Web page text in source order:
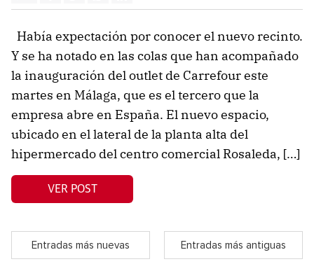
Había expectación por conocer el nuevo recinto.
Y se ha notado en las colas que han acompañado
la inauguración del outlet de Carrefour este
martes en Málaga, que es el tercero que la
empresa abre en España. El nuevo espacio,
ubicado en el lateral de la planta alta del
hipermercado del centro comercial Rosaleda, […]
VER POST
Entradas más nuevas Entradas más antiguas